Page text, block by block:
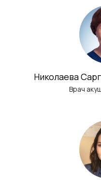
Николаева
Врач